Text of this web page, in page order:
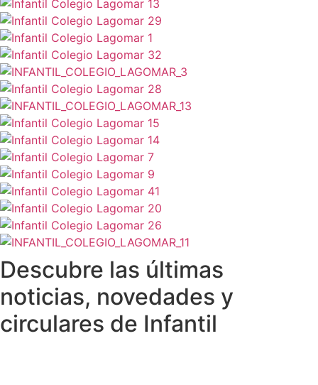
Descubre las últimas
noticias, novedades y
circulares de Infantil